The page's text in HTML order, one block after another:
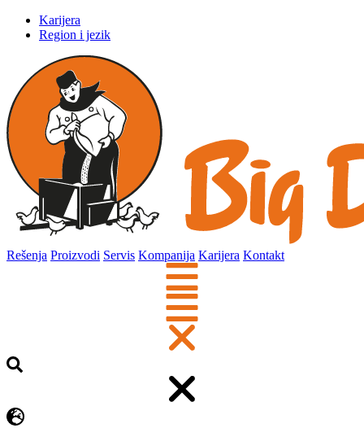
Karijera
Region i jezik
Rešenja Proizvodi Servis Kompanija Karijera Kontakt